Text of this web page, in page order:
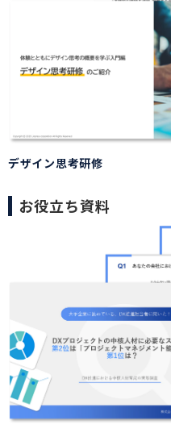
デザイン思考研修
お役立ち資料